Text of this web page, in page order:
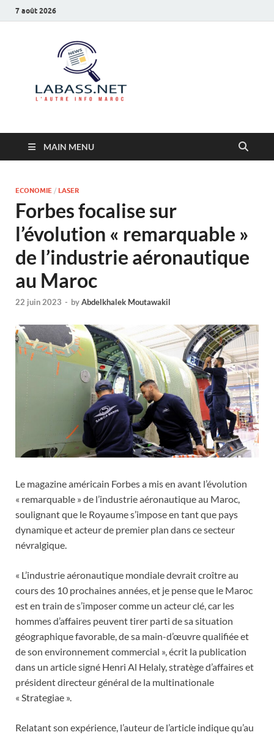
7 août 2026
MAIN MENU
ECONOMIE / LASER
Forbes focalise sur
l’évolution « remarquable »
de l’industrie aéronautique
au Maroc
22 juin 2023 - byAbdelkhalek Moutawakil
Le magazine américain Forbes a mis en avant l’évolution
« remarquable » de l’industrie aéronautique au Maroc,
soulignant que le Royaume s’impose en tant que pays
dynamique et acteur de premier plan dans ce secteur
névralgique.
« L’industrie aéronautique mondiale devrait croître au
cours des 10 prochaines années, et je pense que le Maroc
est en train de s’imposer comme un acteur clé, car les
hommes d’affaires peuvent tirer parti de sa situation
géographique favorable, de sa main-d’œuvre qualifiée et
de son environnement commercial », écrit la publication
dans un article signé Henri Al Helaly, stratège d’affaires et
président directeur général de la multinationale
« Strategiae ».
Relatant son expérience, l’auteur de l’article indique qu’au